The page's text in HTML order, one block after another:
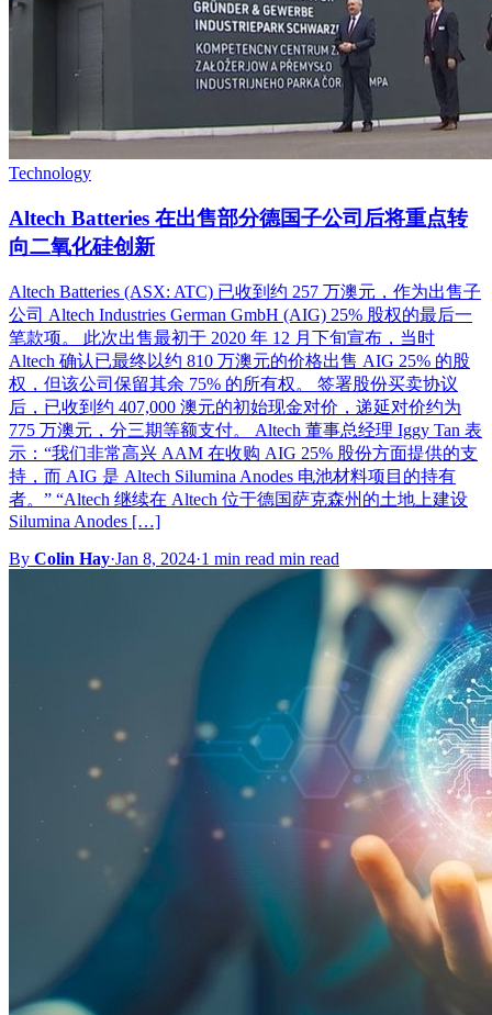
Technology
Altech Batteries 在出售部分德国子公司后将重点转
向二氧化硅创新
Altech Batteries (ASX: ATC) 已收到约 257 万澳元，作为出售子
公司 Altech Industries German GmbH (AIG) 25% 股权的最后一
笔款项。 此次出售最初于 2020 年 12 月下旬宣布，当时
Altech 确认已最终以约 810 万澳元的价格出售 AIG 25% 的股
权，但该公司保留其余 75% 的所有权。 签署股份买卖协议
后，已收到约 407,000 澳元的初始现金对价，递延对价约为
775 万澳元，分三期等额支付。 Altech 董事总经理 Iggy Tan 表
示：“我们非常高兴 AAM 在收购 AIG 25% 股份方面提供的支
持，而 AIG 是 Altech Silumina Anodes 电池材料项目的持有
者。” “Altech 继续在 Altech 位于德国萨克森州的土地上建设
Silumina Anodes […]
By Colin Hay·Jan 8, 2024·1 min read min read